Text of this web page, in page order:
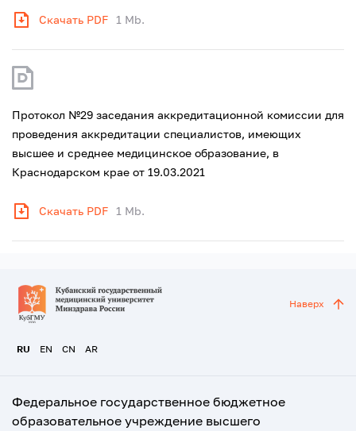
Скачать PDF 1 Mb.
Протокол №29 заседания аккредитационной комиссии для
проведения аккредитации специалистов, имеющих
высшее и среднее медицинское образование, в
Краснодарском крае от 19.03.2021
Скачать PDF 1 Mb.
RU EN CN AR
Наверх
Федеральное государственное бюджетное
образовательное учреждение высшего